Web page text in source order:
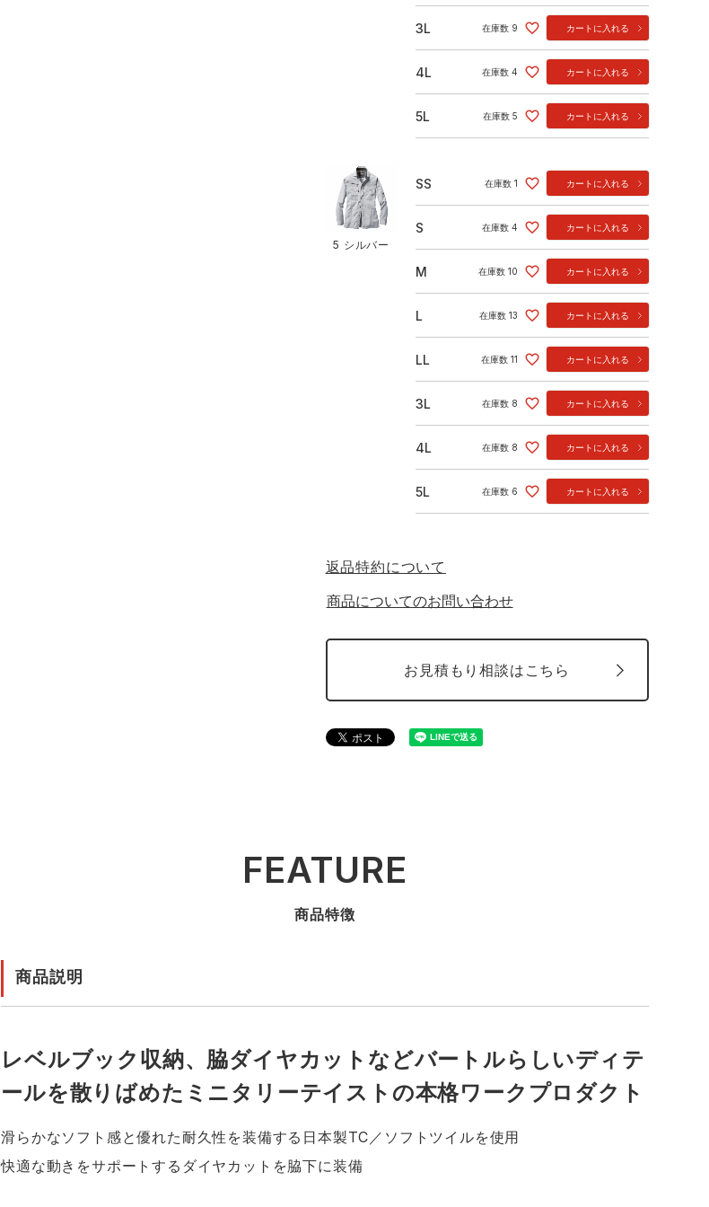
3L 在庫数 9 カートに入れる
4L 在庫数 4 カートに入れる
5L 在庫数 5 カートに入れる
5 シルバー
SS 在庫数 1 カートに入れる
S 在庫数 4 カートに入れる
M 在庫数 10 カートに入れる
L 在庫数 13 カートに入れる
LL 在庫数 11 カートに入れる
3L 在庫数 8 カートに入れる
4L 在庫数 8 カートに入れる
5L 在庫数 6 カートに入れる
返品特約について
商品についてのお問い合わせ
お見積もり相談はこちら
FEATURE
商品特徴
商品説明
レベルブック収納、脇ダイヤカットなどバートルらしいディテ
ールを散りばめたミニタリーテイストの本格ワークプロダクト
滑らかなソフト感と優れた耐久性を装備する日本製TC／ソフトツイルを使用
快適な動きをサポートするダイヤカットを脇下に装備